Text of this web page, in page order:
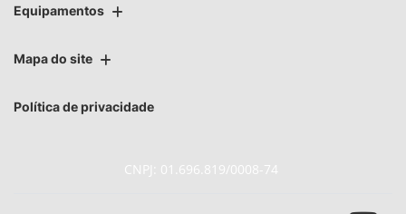
Equipamentos
Mapa do site
Política de privacidade
CNPJ: 01.696.819/0008-74